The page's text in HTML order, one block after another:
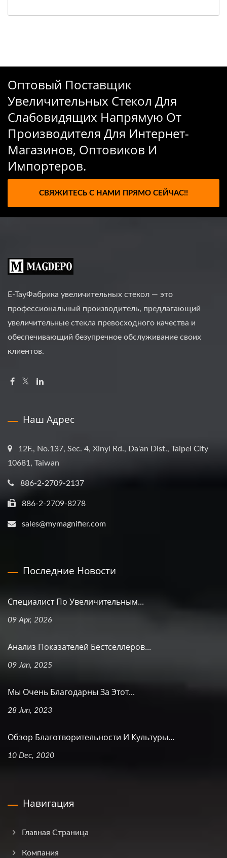
Оптовый Поставщик
Увеличительных Стекол Для
Слабовидящих Напрямую От
Производителя Для Интернет-
Магазинов, Оптовиков И
Импортеров.
СВЯЖИТЕСЬ С НАМИ ПРЯМО СЕЙЧАС!!
E-TayФабрика увеличительных стекол — это
профессиональный производитель, предлагающий
увеличительные стекла превосходного качества и
обеспечивающий безупречное обслуживание своих
клиентов.
Наш Адрес
12F., No.137, Sec. 4, Xinyi Rd., Da'an Dist., Taipei City
10681, Taiwan
886-2-2709-2137
886-2-2709-8278
sales@mymagnifier.com
Последние Новости
Специалист По Увеличительным...
09 Apr, 2026
Анализ Показателей Бестселлеров...
09 Jan, 2025
Мы Очень Благодарны За Этот...
28 Jun, 2023
Обзор Благотворительности И Культуры...
10 Dec, 2020
Навигация
Главная Страница
Компания